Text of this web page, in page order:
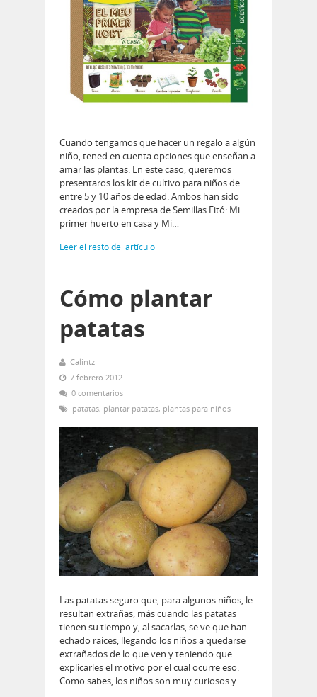
Cuando tengamos que hacer un regalo a algún
niño, tened en cuenta opciones que enseñan a
amar las plantas. En este caso, queremos
presentaros los kit de cultivo para niños de
entre 5 y 10 años de edad. Ambos han sido
creados por la empresa de Semillas Fitó: Mi
primer huerto en casa y Mi…
Leer el resto del artículo
Cómo plantar
patatas
Calintz
7 febrero 2012
0 comentarios
patatas, plantar patatas, plantas para niños
Las patatas seguro que, para algunos niños, le
resultan extrañas, más cuando las patatas
tienen su tiempo y, al sacarlas, se ve que han
echado raíces, llegando los niños a quedarse
extrañados de lo que ven y teniendo que
explicarles el motivo por el cual ocurre eso.
Como sabes, los niños son muy curiosos y…